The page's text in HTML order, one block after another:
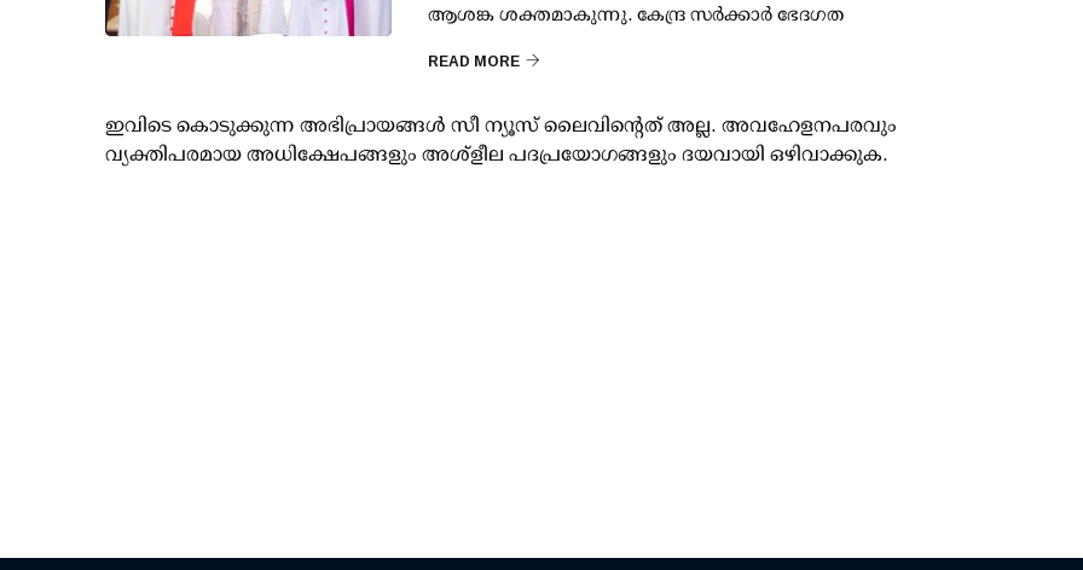
ആശങ്ക ശക്തമാകുന്നു. കേന്ദ്ര സര്‍ക്കാര്‍ ഭേദഗത
READ MORE
ഇവിടെ കൊടുക്കുന്ന അഭിപ്രായങ്ങള്‍ സീ ന്യൂസ് ലൈവിന്റെത് അല്ല. അവഹേളനപരവും
വ്യക്തിപരമായ അധിക്ഷേപങ്ങളും അശ്‌ളീല പദപ്രയോഗങ്ങളും ദയവായി ഒഴിവാക്കുക.